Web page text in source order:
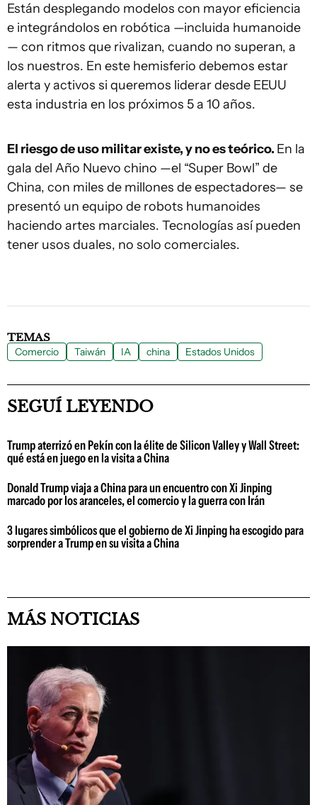
Están desplegando modelos con mayor eficiencia
e integrándolos en robótica —incluida humanoide
— con ritmos que rivalizan, cuando no superan, a
los nuestros. En este hemisferio debemos estar
alerta y activos si queremos liderar desde EEUU
esta industria en los próximos 5 a 10 años.
El riesgo de uso militar existe, y no es teórico. En la
gala del Año Nuevo chino —el “Super Bowl” de
China, con miles de millones de espectadores— se
presentó un equipo de robots humanoides
haciendo artes marciales. Tecnologías así pueden
tener usos duales, no solo comerciales.
TEMAS
Comercio Taiwán IA china Estados Unidos
SEGUÍ LEYENDO
Trump aterrizó en Pekín con la élite de Silicon Valley y Wall Street:
qué está en juego en la visita a China
Donald Trump viaja a China para un encuentro con Xi Jinping
marcado por los aranceles, el comercio y la guerra con Irán
3 lugares simbólicos que el gobierno de Xi Jinping ha escogido para
sorprender a Trump en su visita a China
MÁS NOTICIAS